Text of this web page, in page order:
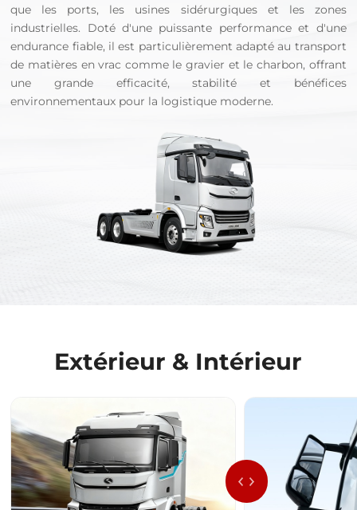
que les ports, les usines sidérurgiques et les zones
industrielles. Doté d'une puissante performance et d'une
endurance fiable, il est particulièrement adapté au transport
de matières en vrac comme le gravier et le charbon, offrant
une grande efficacité, stabilité et bénéfices
environnementaux pour la logistique moderne.
Extérieur & Intérieur